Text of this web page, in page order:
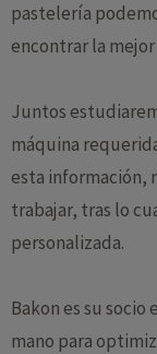
pastelería
encontrar la
Juntos
máquina
esta información,
trabajar, tras lo
personalizada.
Bakon es su socio
mano para